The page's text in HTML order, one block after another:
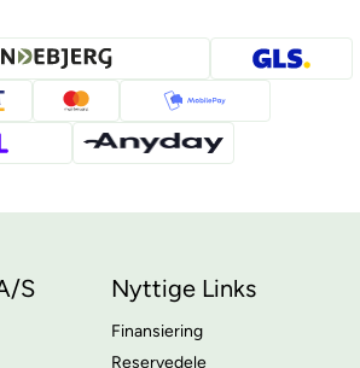
S Nyttige Links
Finansiering
Reservedele